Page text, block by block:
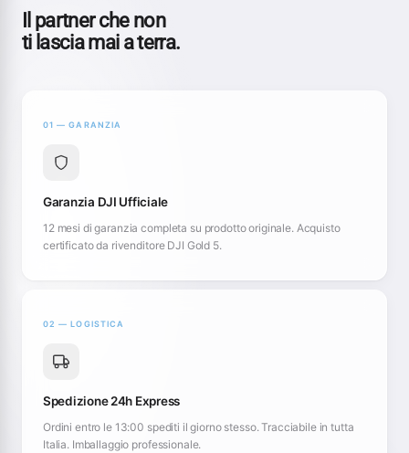
Il partner che non
ti lascia mai a terra.
01 — GARANZIA
Garanzia DJI Ufficiale
12 mesi di garanzia completa su prodotto originale. Acquisto
certificato da rivenditore DJI Gold 5.
02 — LOGISTICA
Spedizione 24h Express
Ordini entro le 13:00 spediti il giorno stesso. Tracciabile in tutta
Italia. Imballaggio professionale.